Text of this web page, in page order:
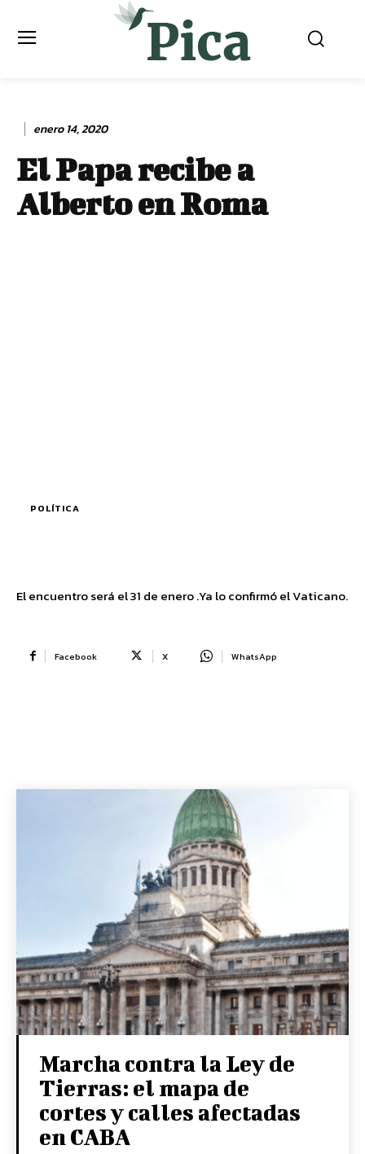
enero 14, 2020
El Papa recibe a
Alberto en Roma
POLÍTICA
El encuentro será el 31 de enero .Ya lo confirmó el Vaticano.
Facebook X WhatsApp
Marcha contra la Ley de
Tierras: el mapa de
cortes y calles afectadas
en CABA